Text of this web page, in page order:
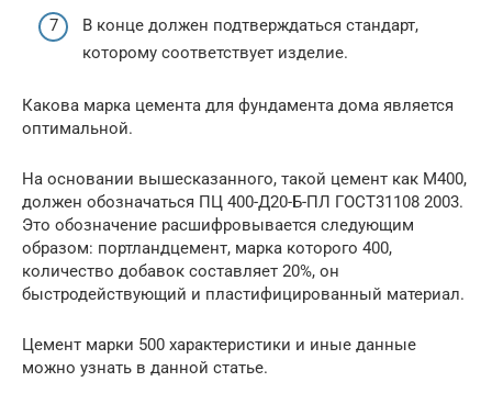
В конце должен подтверждаться стандарт,
которому соответствует изделие.
Какова марка цемента для фундамента дома является
оптимальной.
На основании вышесказанного, такой цемент как М400,
должен обозначаться ПЦ 400-Д20-Б-ПЛ ГОСТ31108 2003.
Это обозначение расшифровывается следующим
образом: портландцемент, марка которого 400,
количество добавок составляет 20%, он
быстродействующий и пластифицированный материал.
Цемент марки 500 характеристики и иные данные
можно узнать в данной статье.